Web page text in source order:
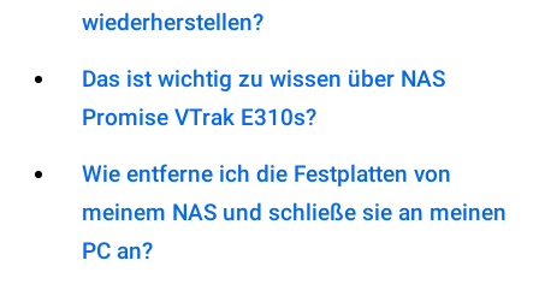
wiederherstellen?
Das ist wichtig zu wissen über NAS
Promise VTrak E310s?
Wie entferne ich die Festplatten von
meinem NAS und schließe sie an meinen
PC an?